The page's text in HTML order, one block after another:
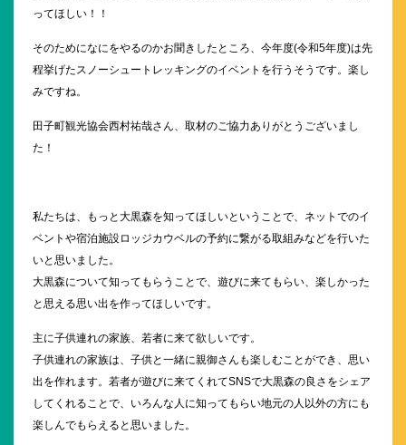
ってほしい！！
そのためになにをやるのかお聞きしたところ、今年度(令和5年度)は先
程挙げたスノーシュートレッキングのイベントを行うそうです。楽し
みですね。
田子町観光協会西村祐哉さん、取材のご協力ありがとうございまし
た！
私たちは、もっと大黒森を知ってほしいということで、ネットでのイ
ベントや宿泊施設ロッジカウベルの予約に繋がる取組みなどを行いた
いと思いました。
大黒森について知ってもらうことで、遊びに来てもらい、楽しかった
と思える思い出を作ってほしいです。
主に子供連れの家族、若者に来て欲しいです。
子供連れの家族は、子供と一緒に親御さんも楽しむことができ、思い
出を作れます。若者が遊びに来てくれてSNSで大黒森の良さをシェア
してくれることで、いろんな人に知ってもらい地元の人以外の方にも
楽しんでもらえると思いました。